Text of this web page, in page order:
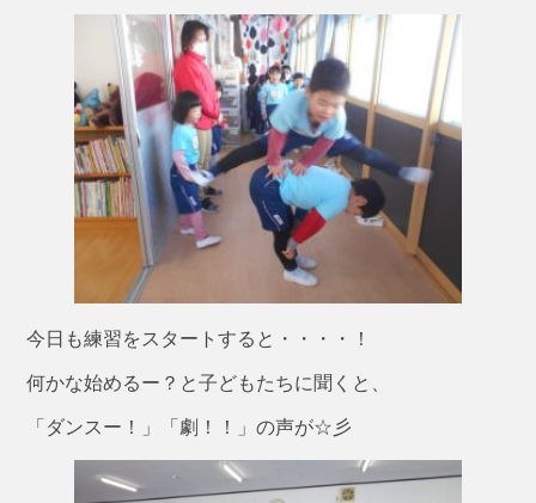
今日も練習をスタートすると・・・・！
何かな始めるー？と子どもたちに聞くと、
「ダンスー！」「劇！！」の声が☆彡